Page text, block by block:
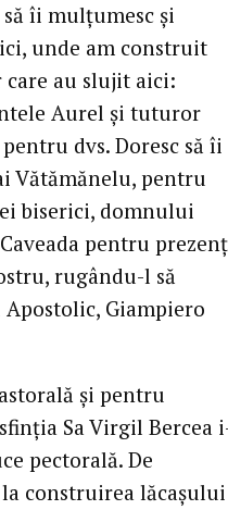
îi mulțumesc și
unde am construit
care au slujit aici:
Aurel și tuturor
dvs. Doresc să îi
Vătămănelu, pentru
biserici, domnului
pentru
rugându-l să
Giampiero
și pentru
Sa Virgil Bercea
pectorală. De
construirea lăcașului